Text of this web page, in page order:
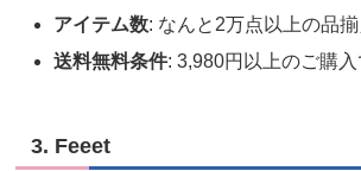
アイテム数: なんと2万点以上の品揃
送料無料条件: 3,980円以上のご購
3. Feeet